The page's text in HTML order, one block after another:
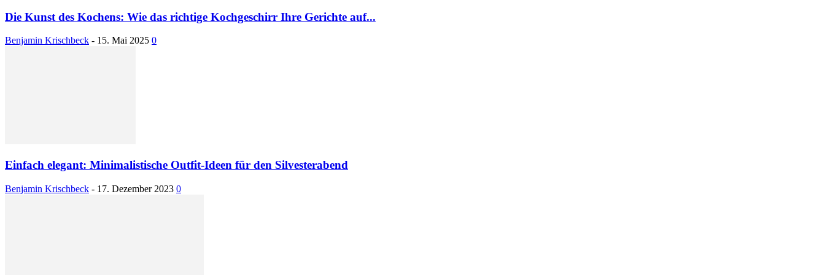
Die Kunst des Kochens: Wie das richtige Kochgeschirr Ihre Gerichte auf...
Benjamin Krischbeck - 15. Mai 2025 0
Einfach elegant: Minimalistische Outfit-Ideen für den Silvesterabend
Benjamin Krischbeck - 17. Dezember 2023 0